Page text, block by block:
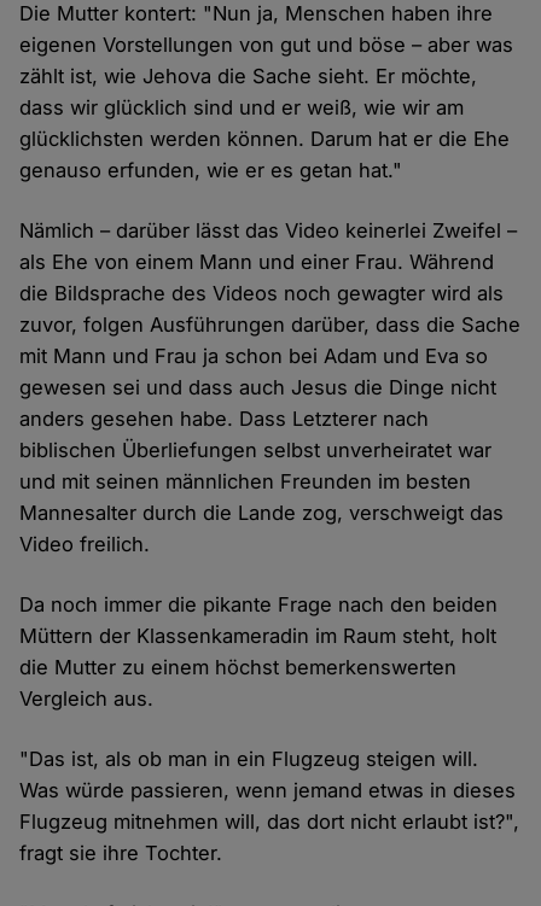
Die Mutter kontert: "Nun ja, Menschen haben ihre
eigenen Vorstellungen von gut und böse – aber was
zählt ist, wie Jehova die Sache sieht. Er möchte,
dass wir glücklich sind und er weiß, wie wir am
glücklichsten werden können. Darum hat er die Ehe
genauso erfunden, wie er es getan hat."
Nämlich – darüber lässt das Video keinerlei Zweifel –
als Ehe von einem Mann und einer Frau. Während
die Bildsprache des Videos noch gewagter wird als
zuvor, folgen Ausführungen darüber, dass die Sache
mit Mann und Frau ja schon bei Adam und Eva so
gewesen sei und dass auch Jesus die Dinge nicht
anders gesehen habe. Dass Letzterer nach
biblischen Überliefungen selbst unverheiratet war
und mit seinen männlichen Freunden im besten
Mannesalter durch die Lande zog, verschweigt das
Video freilich.
Da noch immer die pikante Frage nach den beiden
Müttern der Klassenkameradin im Raum steht, holt
die Mutter zu einem höchst bemerkenswerten
Vergleich aus.
"Das ist, als ob man in ein Flugzeug steigen will.
Was würde passieren, wenn jemand etwas in dieses
Flugzeug mitnehmen will, das dort nicht erlaubt ist?",
fragt sie ihre Tochter.